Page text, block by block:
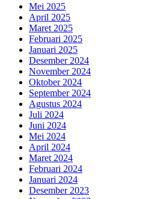
Mei 2025
April 2025
Maret 2025
Februari 2025
Januari 2025
Desember 2024
November 2024
Oktober 2024
September 2024
Agustus 2024
Juli 2024
Juni 2024
Mei 2024
April 2024
Maret 2024
Februari 2024
Januari 2024
Desember 2023